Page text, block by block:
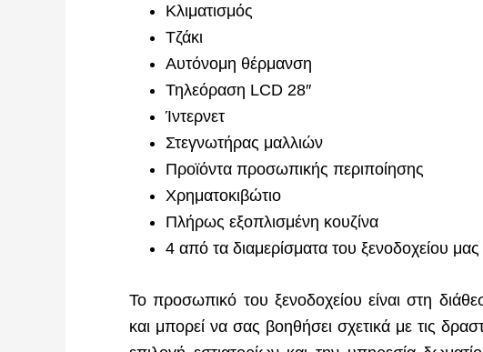
Κλιματισμός
Τζάκι
Αυτόνομη θέρμανση
Τηλεόραση LCD 28″
Ίντερνετ
Στεγνωτήρας μαλλιών
Προϊόντα προσωπικής περιποίησης
Χρηματοκιβώτιο
Πλήρως εξοπλισμένη κουζίνα
4 από τα διαμερίσματα του ξενοδοχείου
Το προσωπικό του ξενοδοχείου είναι στη
και μπορεί να σας βοηθήσει σχετικά με τις